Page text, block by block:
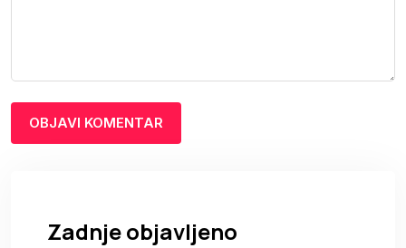
Zadnje objavljeno